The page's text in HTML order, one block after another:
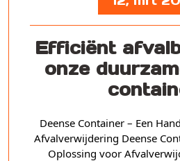
Efficiënt
onze
Deense Container – Een
Afvalverwijdering Deense
Oplossing voor